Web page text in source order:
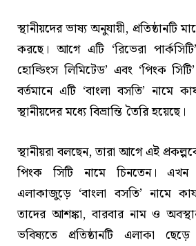
স্থানীয়দের ভাষ্য অনুযায়ী, প্রতিষ্ঠানটি
করছে। আগে এটি ‘রিভেরা
হোল্ডিংস লিমিটেড’ এবং ‘পিংক
বর্তমানে এটি ‘বাংলা বসতি’ নামে
স্থানীয়দের মধ্যে বিভ্রান্তি তৈরি হয়েছে।
স্থানীয়রা বলছেন, তারা আগে এই
পিংক সিটি নামে চিনতেন।
এলাকাজুড়ে ‘বাংলা বসতি’ নামে
তাদের আশঙ্কা, বারবার নাম ও
ভবিষ্যতে প্রতিষ্ঠানটি এলাকা